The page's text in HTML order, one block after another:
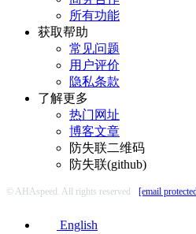
获取帮助
常见问题
用户评价
隐私条款
了解更多
热门网址
博客文章
防失联二维码
防失联(github)
© AHAspeed. All rights reserved [email protected]
English